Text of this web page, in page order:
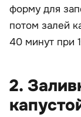
форму для
потом залей
40 минут при
2.